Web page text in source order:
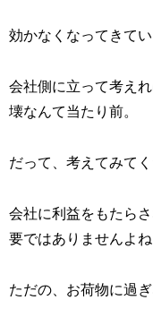
効かなくなってきてい
会社側に立って考え
壊なんて当たり前。
だって、考えてみてく
会社に利益をもたら
要ではありませんよね
ただの、お荷物に過